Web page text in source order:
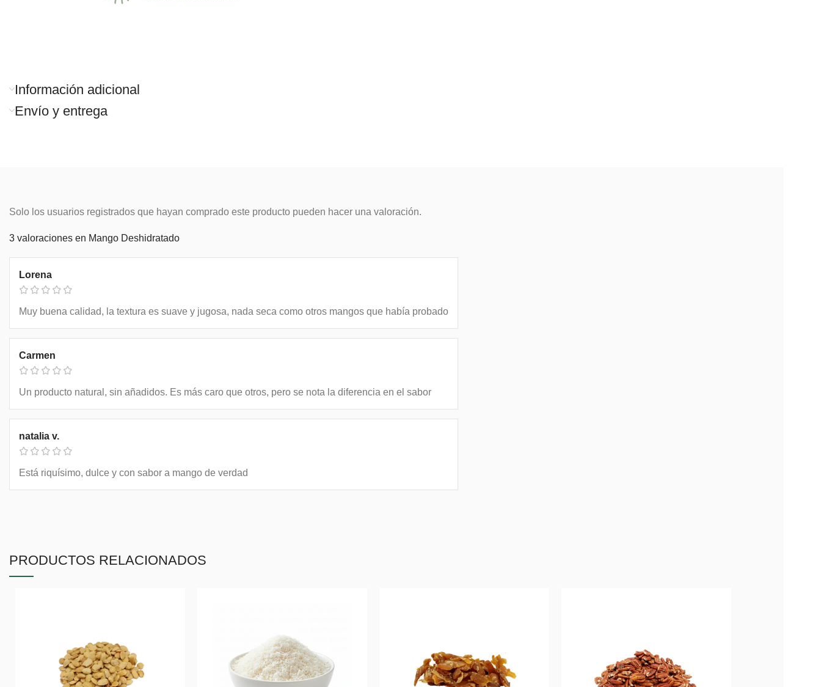
Información adicional
Envío y entrega
3 valoraciones en Mango Deshidratado
Lorena
Muy buena calidad, la textura es suave y jugosa, nada seca como otros mangos que había probado
Carmen
Un producto natural, sin añadidos. Es más caro que otros, pero se nota la diferencia en el sabor
natalia v.
Está riquísimo, dulce y con sabor a mango de verdad
Solo los usuarios registrados que hayan comprado este producto pueden hacer una valoración.
PRODUCTOS RELACIONADOS